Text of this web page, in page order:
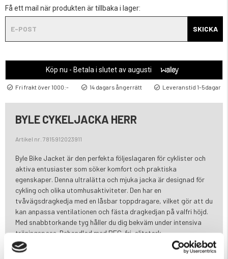
Få ett mail när produkten är tillbaka i lager:
SKICKA
Köp nu - Betala i slutet av augusti
Fri frakt över 1000:- 14 dagars ångerrätt Leveranstid 1-5dagar
BYLE CYKELJACKA HERR
Artikel nr. 7815912023911
Byle Bike Jacket är den perfekta följeslagaren för cyklister och
aktiva entusiaster som söker komfort och praktiska
egenskaper. Denna ultralätta och mjuka jacka är designad för
cykling och olika utomhusaktiviteter. Den har en
tvåvägsdragkedja med en låsbar toppdragare, vilket gör att du
kan anpassa ventilationen och fästa dragkedjan på valfri höjd.
Med snabbtorkande tyg håller du dig bekväm under intensiva
träningspass. Behandlad med PFC-fri, slitstark
vattenavvisande substans för vattenbeständighet håller den
dig torr i lätt regn. Jackan har en liten ficka med dragkedja på